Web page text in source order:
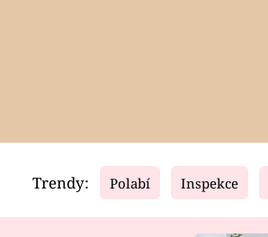
Video
Trendy: Polabí Inspekce